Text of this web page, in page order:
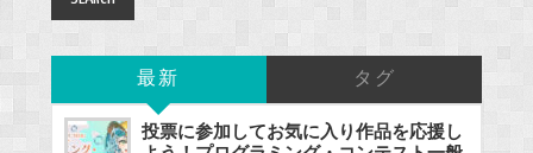
最新 タグ
投票に参加してお気に入り作品を応援し